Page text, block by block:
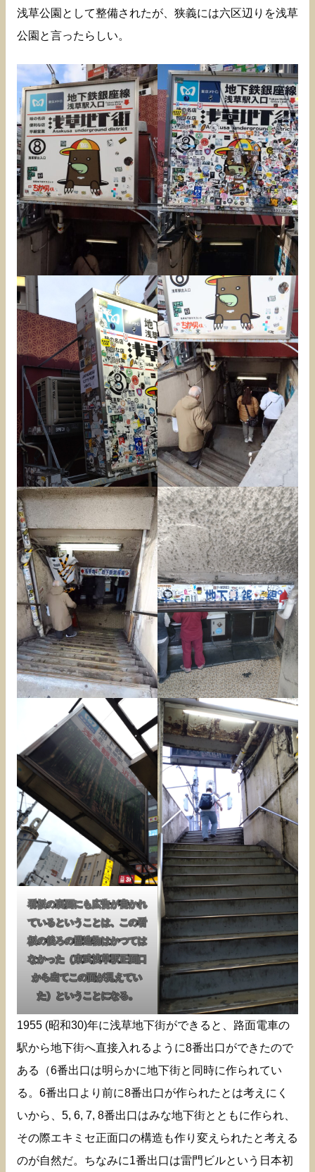
浅草公園として整備されたが、狭義には六区辺りを浅草
公園と言ったらしい。
看板の裏面にも広告が書かれ
ているということは、この看
板の後ろの構造物はかつては
なかった（東武浅草駅正面口
から出てこの面が見えてい
た）ということになる。
1955 (昭和30)年に浅草地下街ができると、路面電車の
駅から地下街へ直接入れるように8番出口ができたので
ある（6番出口は明らかに地下街と同時に作られてい
る。6番出口より前に8番出口が作られたとは考えにく
いから、5, 6, 7, 8番出口はみな地下街とともに作られ、
その際エキミセ正面口の構造も作り変えられたと考える
のが自然だ。ちなみに1番出口は雷門ビルという日本初